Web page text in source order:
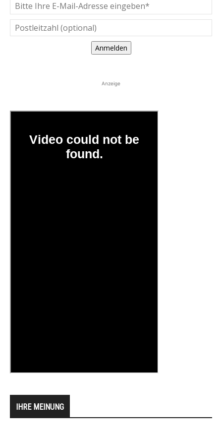
Anmelden
Anzeige
IHRE MEINUNG